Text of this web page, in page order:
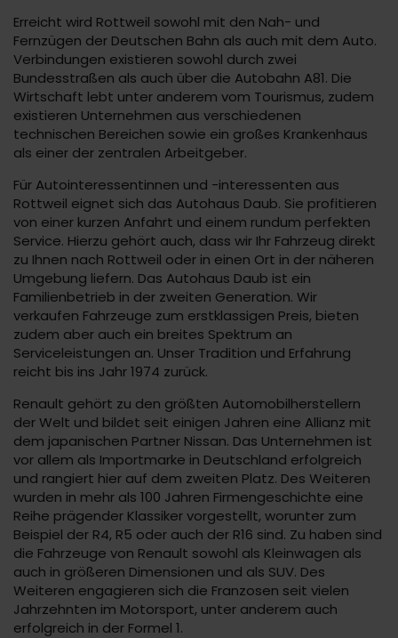
Erreicht wird Rottweil sowohl mit den Nah- und
Fernzügen der Deutschen Bahn als auch mit dem Auto.
Verbindungen existieren sowohl durch zwei
Bundesstraßen als auch über die Autobahn A81. Die
Wirtschaft lebt unter anderem vom Tourismus, zudem
existieren Unternehmen aus verschiedenen
technischen Bereichen sowie ein großes Krankenhaus
als einer der zentralen Arbeitgeber.
Für Autointeressentinnen und -interessenten aus
Rottweil eignet sich das Autohaus Daub. Sie profitieren
von einer kurzen Anfahrt und einem rundum perfekten
Service. Hierzu gehört auch, dass wir Ihr Fahrzeug direkt
zu Ihnen nach Rottweil oder in einen Ort in der näheren
Umgebung liefern. Das Autohaus Daub ist ein
Familienbetrieb in der zweiten Generation. Wir
verkaufen Fahrzeuge zum erstklassigen Preis, bieten
zudem aber auch ein breites Spektrum an
Serviceleistungen an. Unser Tradition und Erfahrung
reicht bis ins Jahr 1974 zurück.
Renault gehört zu den größten Automobilherstellern
der Welt und bildet seit einigen Jahren eine Allianz mit
dem japanischen Partner Nissan. Das Unternehmen ist
vor allem als Importmarke in Deutschland erfolgreich
und rangiert hier auf dem zweiten Platz. Des Weiteren
wurden in mehr als 100 Jahren Firmengeschichte eine
Reihe prägender Klassiker vorgestellt, worunter zum
Beispiel der R4, R5 oder auch der R16 sind. Zu haben sind
die Fahrzeuge von Renault sowohl als Kleinwagen als
auch in größeren Dimensionen und als SUV. Des
Weiteren engagieren sich die Franzosen seit vielen
Jahrzehnten im Motorsport, unter anderem auch
erfolgreich in der Formel 1.